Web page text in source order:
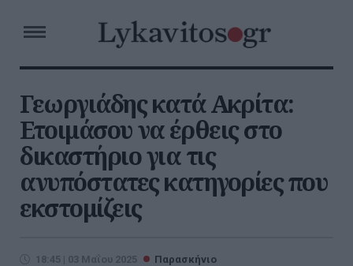
Γεωργιάδης κατά Ακρίτα:
Ετοιμάσου να έρθεις στο
δικαστήριο για τις
ανυπόστατες κατηγορίες που
εκστομίζεις
18:45 | 03 Μαΐου 2025
Παρασκήνιο